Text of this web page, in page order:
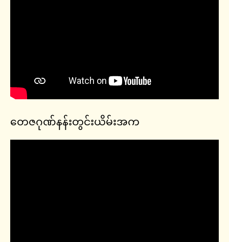
တေဇဂုဏ်နန်းတွင်းယိမ်းအက